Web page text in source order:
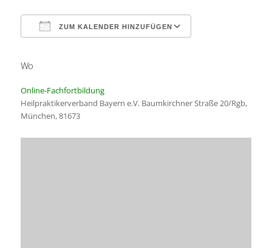
ZUM KALENDER HINZUFÜGEN
Wo
Online-Fachfortbildung
Heilpraktikerverband Bayern e.V. Baumkirchner Straße 20/Rgb,
München, 81673